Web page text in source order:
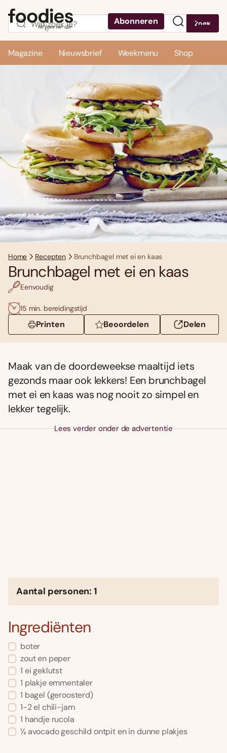
Abonneren Zoek
Magazine Nieuwsbrief Weekmenu Shop
Home Recepten Brunchbagel met ei en kaas
Brunchbagel met ei en kaas
Eenvoudig
15 min. bereidingstijd
Printen Beoordelen Delen
Maak van de doordeweekse maaltijd iets
gezonds maar ook lekkers! Een brunchbagel
met ei en kaas was nog nooit zo simpel en
lekker tegelijk.
Lees verder onder de advertentie
Aantal personen: 1
Ingrediënten
boter
zout en peper
1 ei geklutst
1 plakje emmentaler
1 bagel (geroosterd)
1-2 el chili-jam
1 handje rucola
¼ avocado geschild ontpit en in dunne plakjes